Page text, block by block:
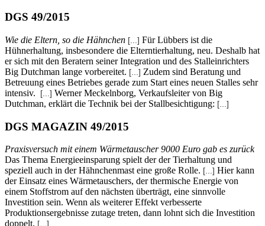
DGS 49/2015
Wie die Eltern, so die Hähnchen [...] Für Lübbers ist die
Hühnerhaltung, insbesondere die Elterntierhaltung, neu. Deshalb hat
er sich mit den Beratern seiner Integration und des Stalleinrichters
Big Dutchman lange vorbereitet. [...] Zudem sind Beratung und
Betreuung eines Betriebes gerade zum Start eines neuen Stalles sehr
intensiv. [...] Werner Meckelnborg, Verkaufsleiter von Big
Dutchman, erklärt die Technik bei der Stallbesichtigung: [...]
DGS MAGAZIN 49/2015
Praxisversuch mit einem Wärmetauscher 9000 Euro gab es zurück
Das Thema Energieeinsparung spielt der der Tierhaltung und
speziell auch in der Hähnchenmast eine große Rolle. [...] Hier kann
der Einsatz eines Wärmetauschers, der thermische Energie von
einem Stoffstrom auf den nächsten überträgt, eine sinnvolle
Investition sein. Wenn als weiterer Effekt verbesserte
Produktionsergebnisse zutage treten, dann lohnt sich die Investition
doppelt. [...]